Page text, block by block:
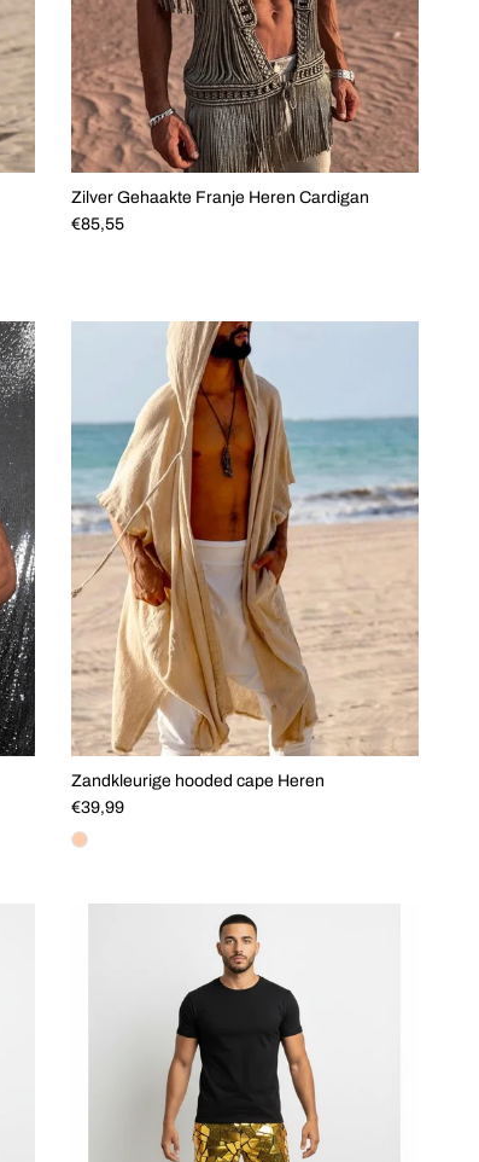
Zilver Gehaakte Franje Heren Cardigan
Reguliere prijs
€85,55
Zandkleurige hooded cape Heren
Reguliere prijs
€39,99